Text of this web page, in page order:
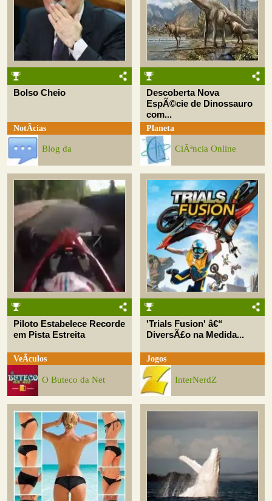
Bolso Cheio
NotÃ­cias
Blog da
Descoberta Nova
EspÃ©cie de Dinossauro
com...
Planeta
CiÃªncia Online
Piloto Estabelece Recorde
em Pista Estreita
VeÃ­culos
O Buteco da Net
'Trials Fusion' â€“
DiversÃ£o na Medida...
Jogos
InterNerdZ